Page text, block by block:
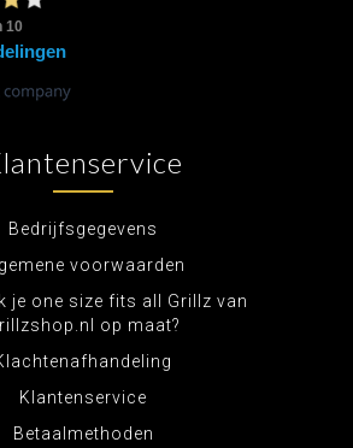
Bedrijfsgegevens
voorwaarden
je one size fits all Grillz van
op maat?
Klantenservice
Betaalmethoden